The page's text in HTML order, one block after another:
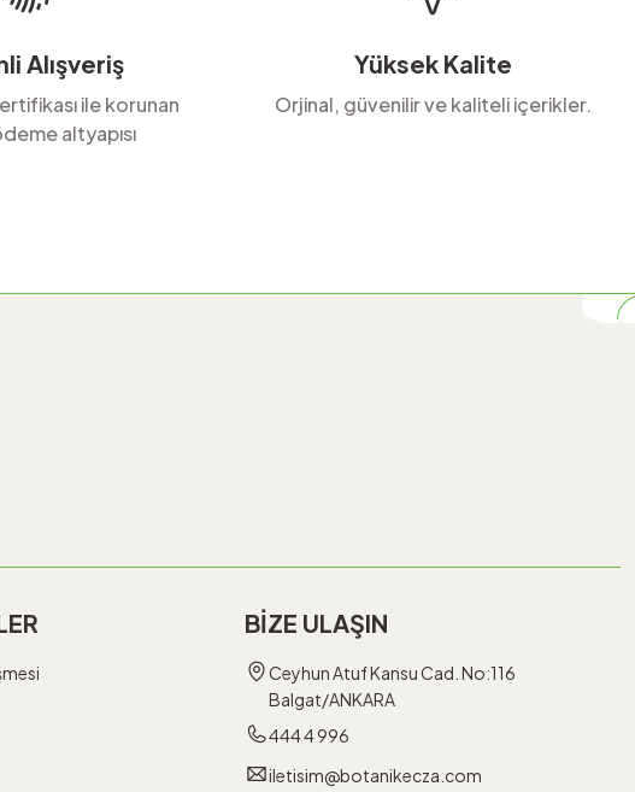
Alışveriş
ile korunan
altyapısı
Yüksek Kalite
Orjinal, güvenilir ve kaliteli içerikler.
BİZE ULAŞIN
Ceyhun Atuf Kansu Cad. No:116
Balgat/ANKARA
444 4 996
iletisim@botanikecza.com